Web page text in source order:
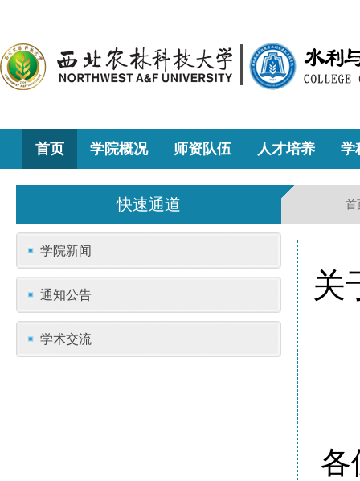
首页 学院概况 师资队伍 人才培养 学
快速通道 首
学院新闻
通知公告
学术交流
关
各